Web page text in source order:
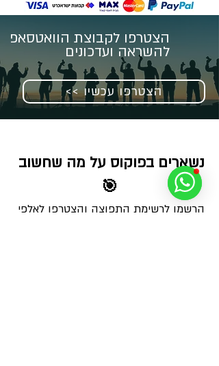
הצטרפו לקבוצת הוואטסאפ
להשראה ועדכונים
<< הצטרפו עכשיו
🎯